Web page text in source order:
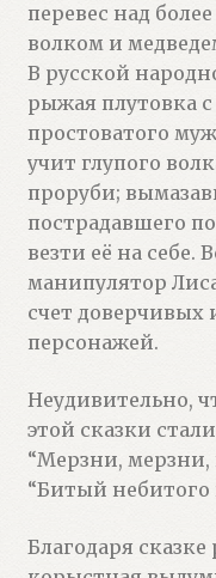
перевес над
волком и
В русской
рыжая плутовка
простоватого
учит глупого
проруби;
пострадавшего
везти её на
манипулятор
счет доверчивых
персонажей.
Неудивительно,
этой сказки
“Мерзни, мерзни,
“Битый небитого
Благодаря